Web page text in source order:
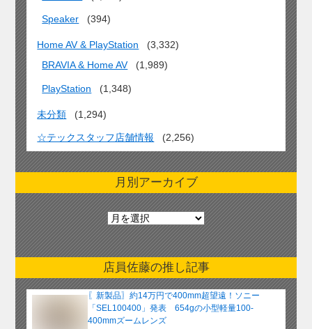
Speaker (394)
Home AV & PlayStation
(3,332)
BRAVIA & Home AV
(1,989)
PlayStation (1,348)
未分類 (1,294)
☆テックスタッフ店舗情報 (2,256)
月別アーカイブ
月
別
ア
ー
カ
イ
ブ
店員佐藤の推し記事
〖新製品〗約14万円で400mm超望遠！ソニー
「SEL100400」発表 654gの小型軽量100-
400mmズームレンズ